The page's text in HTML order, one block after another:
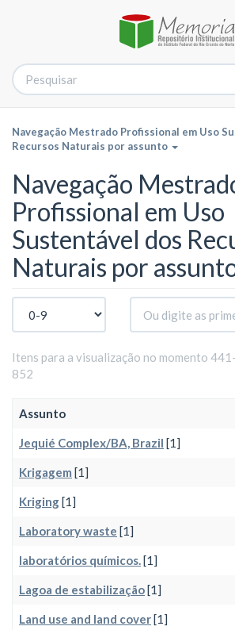
Navegação Mestrado Profissional em Uso
Recursos Naturais por assunto
Navegação
Profissional em Uso
Sustentável dos
Naturais por
Itens para a visualização no momento
852
Assunto
Jequié Complex/BA, Brazil [1]
Krigagem [1]
Kriging[1]
Laboratory waste [1]
laboratórios químicos.[1]
Lagoa de estabilização[1]
Land use and land cover[1]